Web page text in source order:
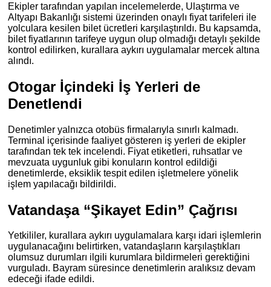
Ekipler tarafından yapılan incelemelerde, Ulaştırma ve
Altyapı Bakanlığı sistemi üzerinden onaylı fiyat tarifeleri ile
yolculara kesilen bilet ücretleri karşılaştırıldı. Bu kapsamda,
bilet fiyatlarının tarifeye uygun olup olmadığı detaylı şekilde
kontrol edilirken, kurallara aykırı uygulamalar mercek altına
alındı.
Otogar İçindeki İş Yerleri de
Denetlendi
Denetimler yalnızca otobüs firmalarıyla sınırlı kalmadı.
Terminal içerisinde faaliyet gösteren iş yerleri de ekipler
tarafından tek tek incelendi. Fiyat etiketleri, ruhsatlar ve
mevzuata uygunluk gibi konuların kontrol edildiği
denetimlerde, eksiklik tespit edilen işletmelere yönelik
işlem yapılacağı bildirildi.
Vatandaşa “Şikayet Edin” Çağrısı
Yetkililer, kurallara aykırı uygulamalara karşı idari işlemlerin
uygulanacağını belirtirken, vatandaşların karşılaştıkları
olumsuz durumları ilgili kurumlara bildirmeleri gerektiğini
vurguladı. Bayram süresince denetimlerin aralıksız devam
edeceği ifade edildi.